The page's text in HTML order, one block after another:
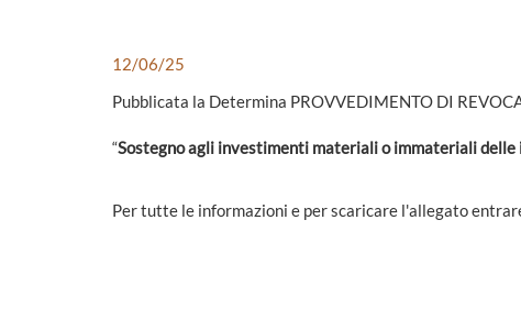
12/06/25
Pubblicata la Determina PROVVEDIMENTO DI
“Sostegno agli investimenti materiali o immateriali
Per tutte le informazioni e per scaricare l'allegato